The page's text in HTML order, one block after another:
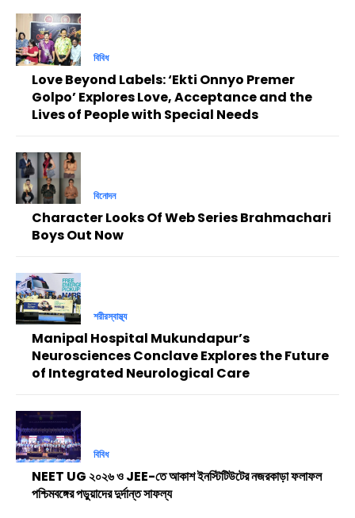
বিবিধ
Love Beyond Labels: ‘Ekti Onnyo Premer
Golpo’ Explores Love, Acceptance and the
Lives of People with Special Needs
বিনোদন
Character Looks Of Web Series Brahmachari
Boys Out Now
শরীরস্বাস্থ্য
Manipal Hospital Mukundapur’s
Neurosciences Conclave Explores the Future
of Integrated Neurological Care
বিবিধ
NEET UG ২০২৬ ও JEE-তে আকাশ ইনস্টিটিউটের নজরকাড়া ফলাফল
পশ্চিমবঙ্গের পড়ুয়াদের দুর্দান্ত সাফল্য